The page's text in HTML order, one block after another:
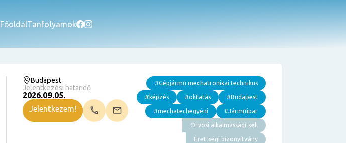
Főoldal Tanfolyamok
Budapest
Jelentkezési határidő
2026.09.05.
Jelentkezem!
#Gépjármű mechatronikai technikus
#képzés #oktatás #Budapest
#mechatechegyéni #Járműipar
Orvosi alkalmassági kell
Érettségi bizonyítvány